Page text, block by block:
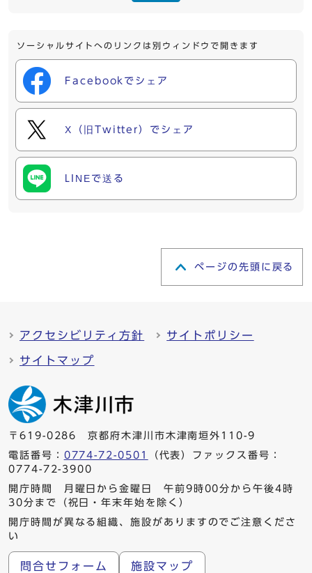
ソーシャルサイトへのリンクは別ウィンドウで開きます
Facebookでシェア
X（旧Twitter）でシェア
LINEで送る
ページの先頭に戻る
アクセシビリティ方針 サイトポリシー
サイトマップ
〒619-0286 京都府木津川市木津南垣外110-9
電話番号： 0774-72-0501
（代表）ファックス番号：
0774-72-3900
開庁時間 月曜日から金曜日 午前9時00分から午後4時
30分まで（祝日・年末年始を除く）
開庁時間が異なる組織、施設がありますのでご注意くださ
い
問合せフォーム 施設マップ